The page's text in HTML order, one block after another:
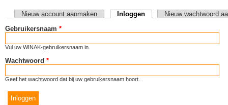
Primaire tabs
Nieuw account aanmaken Inloggen(actieve tabblad)
Nieuw wachtwoord
Gebruikersnaam *
Vul uw WINAK-gebruikersnaam in.
Wachtwoord *
Geef het wachtwoord dat bij uw gebruikersnaam hoort.